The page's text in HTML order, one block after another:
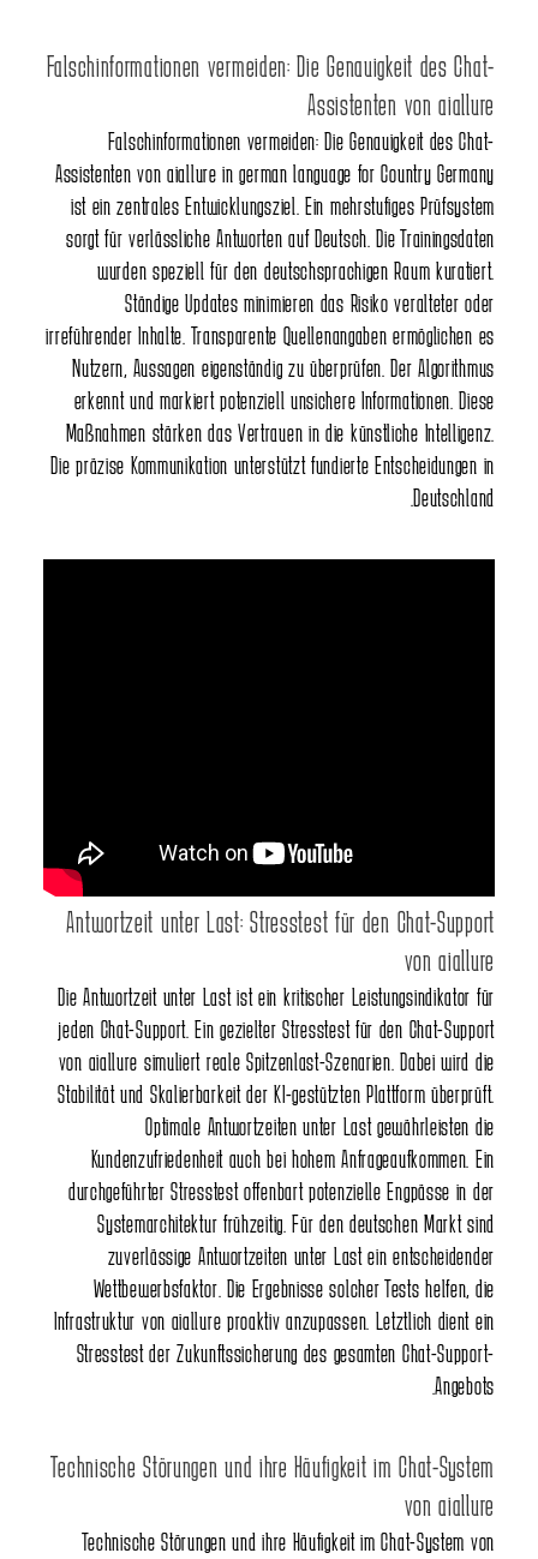
Falschinformationen vermeiden: Die Genauigkeit des Chat-
Assistenten von aiallure
Falschinformationen vermeiden: Die Genauigkeit des Chat-
Assistenten von aiallure in german language for Country Germany
ist ein zentrales Entwicklungsziel. Ein mehrstufiges Prüfsystem
sorgt für verlässliche Antworten auf Deutsch. Die Trainingsdaten
wurden speziell für den deutschsprachigen Raum kuratiert.
Ständige Updates minimieren das Risiko veralteter oder
irreführender Inhalte. Transparente Quellenangaben ermöglichen es
Nutzern, Aussagen eigenständig zu überprüfen. Der Algorithmus
erkennt und markiert potenziell unsichere Informationen. Diese
Maßnahmen stärken das Vertrauen in die künstliche Intelligenz.
Die präzise Kommunikation unterstützt fundierte Entscheidungen in
Deutschland.
Antwortzeit unter Last: Stresstest für den Chat-Support
von aiallure
Die Antwortzeit unter Last ist ein kritischer Leistungsindikator für
jeden Chat-Support. Ein gezielter Stresstest für den Chat-Support
von aiallure simuliert reale Spitzenlast-Szenarien. Dabei wird die
Stabilität und Skalierbarkeit der KI-gestützten Plattform überprüft.
Optimale Antwortzeiten unter Last gewährleisten die
Kundenzufriedenheit auch bei hohem Anfrageaufkommen. Ein
durchgeführter Stresstest offenbart potenzielle Engpässe in der
Systemarchitektur frühzeitig. Für den deutschen Markt sind
zuverlässige Antwortzeiten unter Last ein entscheidender
Wettbewerbsfaktor. Die Ergebnisse solcher Tests helfen, die
Infrastruktur von aiallure proaktiv anzupassen. Letztlich dient ein
Stresstest der Zukunftssicherung des gesamten Chat-Support-
Angebots.
Technische Störungen und ihre Häufigkeit im Chat-System
von aiallure
Technische Störungen und ihre Häufigkeit im Chat-System von